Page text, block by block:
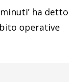
ha detto
operative